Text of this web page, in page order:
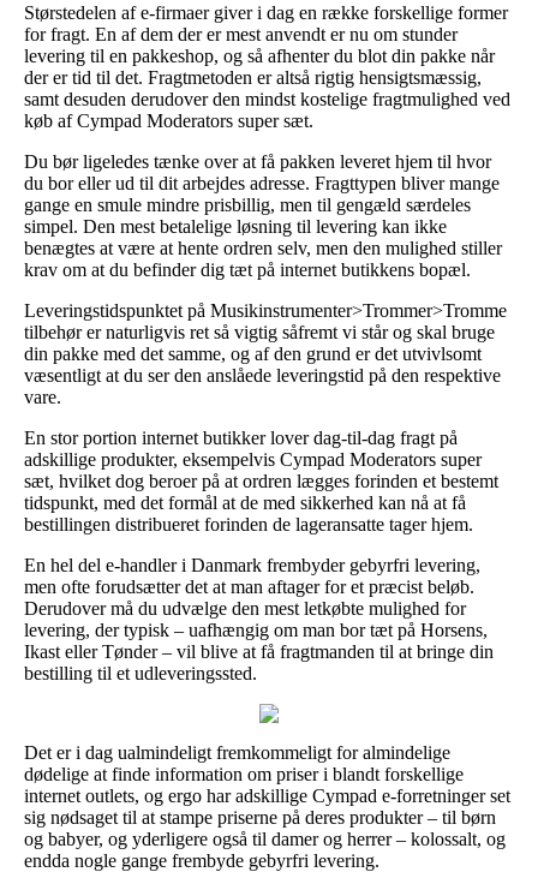
Størstedelen af e-firmaer giver i dag en række forskellige former
for fragt. En af dem der er mest anvendt er nu om stunder
levering til en pakkeshop, og så afhenter du blot din pakke når
der er tid til det. Fragtmetoden er altså rigtig hensigtsmæssig,
samt desuden derudover den mindst kostelige fragtmulighed ved
køb af Cympad Moderators super sæt.
Du bør ligeledes tænke over at få pakken leveret hjem til hvor
du bor eller ud til dit arbejdes adresse. Fragttypen bliver mange
gange en smule mindre prisbillig, men til gengæld særdeles
simpel. Den mest betalelige løsning til levering kan ikke
benægtes at være at hente ordren selv, men den mulighed stiller
krav om at du befinder dig tæt på internet butikkens bopæl.
Leveringstidspunktet på Musikinstrumenter>Trommer>Tromme
tilbehør er naturligvis ret så vigtig såfremt vi står og skal bruge
din pakke med det samme, og af den grund er det utvivlsomt
væsentligt at du ser den anslåede leveringstid på den respektive
vare.
En stor portion internet butikker lover dag-til-dag fragt på
adskillige produkter, eksempelvis Cympad Moderators super
sæt, hvilket dog beroer på at ordren lægges forinden et bestemt
tidspunkt, med det formål at de med sikkerhed kan nå at få
bestillingen distribueret forinden de lageransatte tager hjem.
En hel del e-handler i Danmark frembyder gebyrfri levering,
men ofte forudsætter det at man aftager for et præcist beløb.
Derudover må du udvælge den mest letkøbte mulighed for
levering, der typisk – uafhængig om man bor tæt på Horsens,
Ikast eller Tønder – vil blive at få fragtmanden til at bringe din
bestilling til et udleveringssted.
Det er i dag ualmindeligt fremkommeligt for almindelige
dødelige at finde information om priser i blandt forskellige
internet outlets, og ergo har adskillige Cympad e-forretninger set
sig nødsaget til at stampe priserne på deres produkter – til børn
og babyer, og yderligere også til damer og herrer – kolossalt, og
endda nogle gange frembyde gebyrfri levering.